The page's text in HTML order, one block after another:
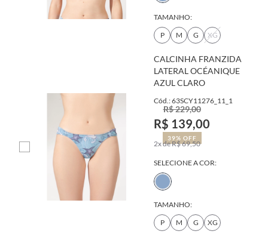
TAMANHO:
P
M G XG
CALCINHA FRANZIDA
LATERAL OCÉANIQUE
AZUL CLARO
Cód.: 63SCY11276_11_1
R$ 229,00
R$ 139,00
39% OFF
2x de R$ 69,50
SELECIONE A COR:
TAMANHO:
P
M G XG